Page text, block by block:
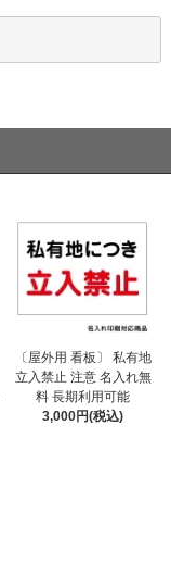
〔屋外用 看板〕 私有地
立入禁止 注意 名入れ無
料 長期利用可能
3,000円(税込)